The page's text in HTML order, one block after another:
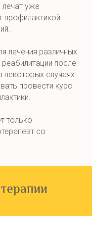
лечат уже
профилактикой
лечения различных
после
некоторых случаях
провести курс
только
со